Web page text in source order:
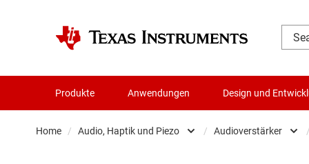
Produkte Anwendungen Design und
Home / Audio, Haptik und Piezo / Audioverstärker /